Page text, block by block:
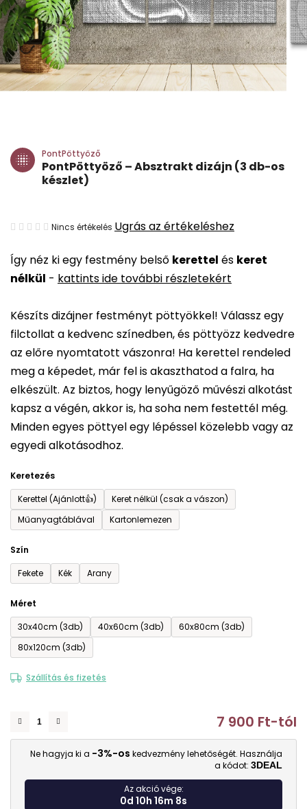
Így néz ki egy festmény belső kerettel és keret
nélkül - kattints ide további részletekért
Készíts dizájner festményt pöttyökkel! Válassz egy
filctollat a kedvenc színedben, és pöttyözz kedvedre
az előre nyomtatott vászonra! Ha kerettel rendeled
meg a képedet, már fel is akaszthatod a falra, ha
elkészült. Az biztos, hogy lenyűgöző művészi alkotást
kapsz a végén, akkor is, ha soha nem festettél még.
Minden egyes pöttyel egy lépéssel közelebb vagy az
egyedi alkotásodhoz.
Keretezés
Kerettel (Ajánlott👍)
Keret nélkül (csak a vászon)
Műanyagtáblával
Kartonlemezen
Szín
Fekete
Kék Arany
Méret
30x40cm (3db)
40x60cm (3db)
60x80cm (3db)
80x120cm (3db)
Szállítás és fizetés
7 900 Ft-tól
Ne hagyja ki a -3%-os kedvezmény lehetőségét. Használja
a kódot: 3DEAL
Az akció vége:
0d 10h 16m 8s
PontPöttyöző
PontPöttyöző – Absztrakt dizájn (3 db-os
készlet)
A
átlagos
értékelése
ből
0,0
csillag.
Nincs értékelés Ugrás az értékeléshez